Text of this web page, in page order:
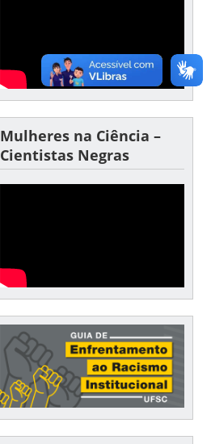
Mulheres na Ciência –
Cientistas Negras